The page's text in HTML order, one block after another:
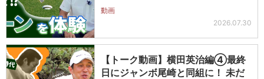
動画
2026.07.30
【トーク動画】横田英治編④最終
日にジャンボ尾崎と同組に！ 未だ